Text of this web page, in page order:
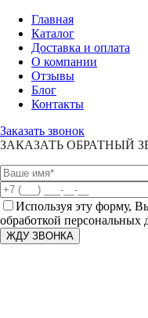
Главная
Каталог
Доставка и оплата
О компании
Отзывы
Блог
Контакты
Заказать звонок
ЗАКАЗАТЬ ОБРАТНЫЙ
Используя эту форму,
обработкой персональных